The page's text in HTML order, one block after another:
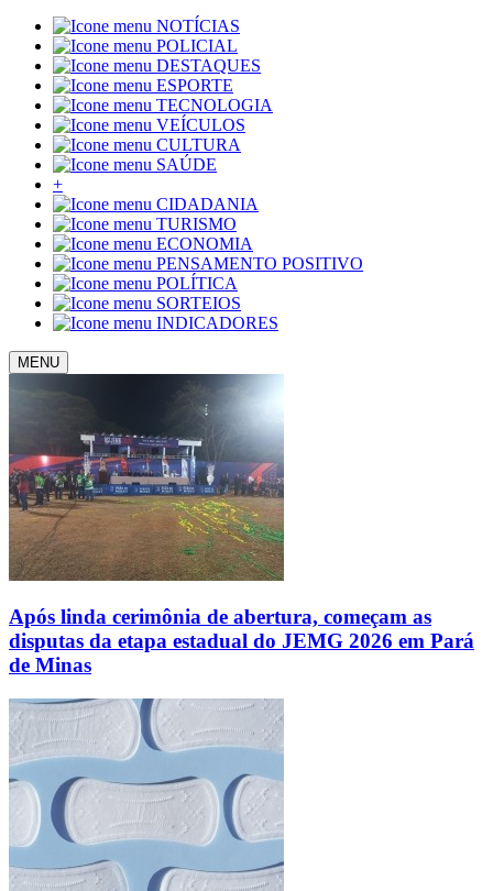
NOTÍCIAS
POLICIAL
DESTAQUES
ESPORTE
TECNOLOGIA
VEÍCULOS
CULTURA
SAÚDE
+
CIDADANIA
TURISMO
ECONOMIA
PENSAMENTO POSITIVO
POLÍTICA
SORTEIOS
INDICADORES
MENU
Após linda cerimônia de abertura, começam as
disputas da etapa estadual do JEMG 2026 em Pará
de Minas